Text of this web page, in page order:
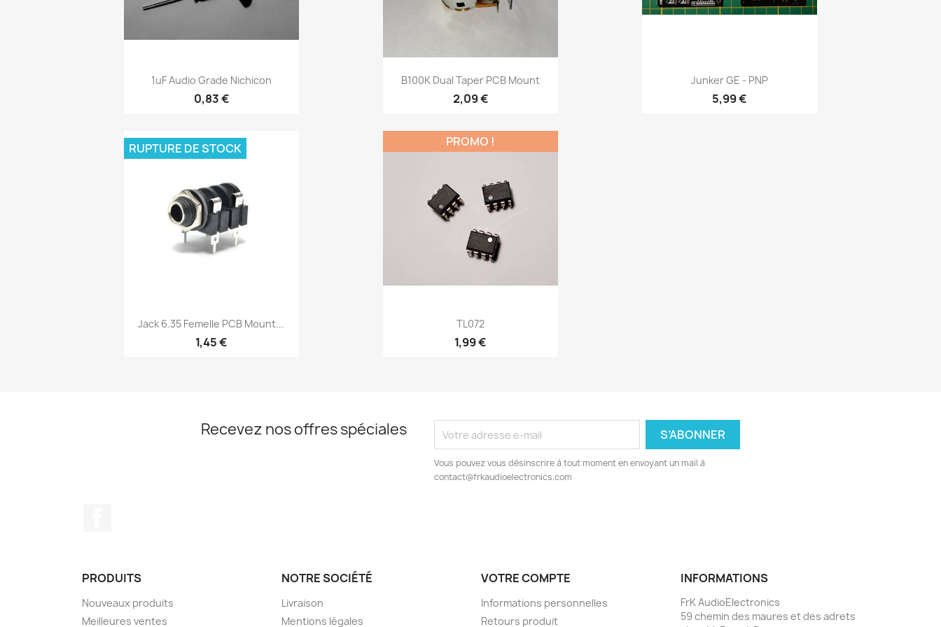
1uF Audio Grade Nichicon
0,83 €
Aperçu rapide B100K Dual Taper PCB Mount
2,09 €
Aperçu rapide Junker GE - PNP
5,99 €
Aperçu rapide
Jack 6.35 Femelle PCB Mount...
1,45 €
RUPTURE DE STOCK
Aperçu rapide TL072
1,99 €
PROMO !
Aperçu rapide
Recevez nos offres spéciales
Vous pouvez vous désinscrire à tout moment en envoyant un mail à
contact@frkaudioelectronics.com
PRODUITS
Nouveaux produits
Meilleures ventes
NOTRE SOCIÉTÉ
Livraison
Mentions légales
VOTRE COMPTE
Informations personnelles
Retours produit
INFORMATIONS
FrK AudioElectronics
59 chemin des maures et des adrets